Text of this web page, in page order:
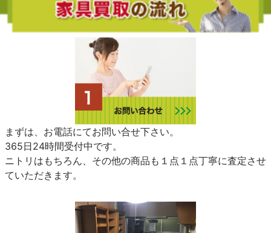
まずは、お電話にてお問い合せ下さい。
365日24時間受付中です。
ニトリはもちろん、その他の商品も１点１点丁寧に査定させ
ていただきます。